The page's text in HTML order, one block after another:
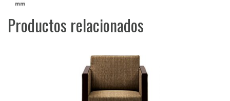
Productos relacionados